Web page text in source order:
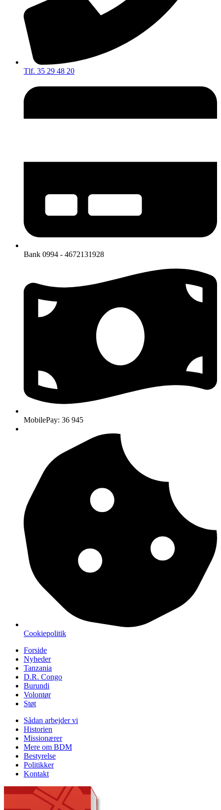
Tlf. 35 29 48 20
Bank 0994 - 4672131928
MobilePay: 36 945
Cookiepolitik
Forside
Nyheder
Tanzania
D.R. Congo
Burundi
Volontør
Støt
Sådan arbejder vi
Historien
Missionærer
Mere om BDM
Bestyrelse
Politikker
Kontakt